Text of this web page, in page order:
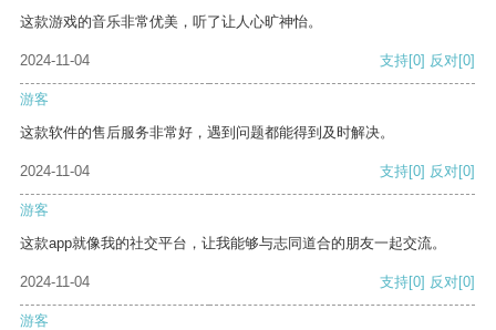
这款游戏的音乐非常优美，听了让人心旷神怡。
2024-11-04 支持[0] 反对[0]
游客
这款软件的售后服务非常好，遇到问题都能得到及时解决。
2024-11-04 支持[0] 反对[0]
游客
这款app就像我的社交平台，让我能够与志同道合的朋友一起交流。
2024-11-04 支持[0] 反对[0]
游客